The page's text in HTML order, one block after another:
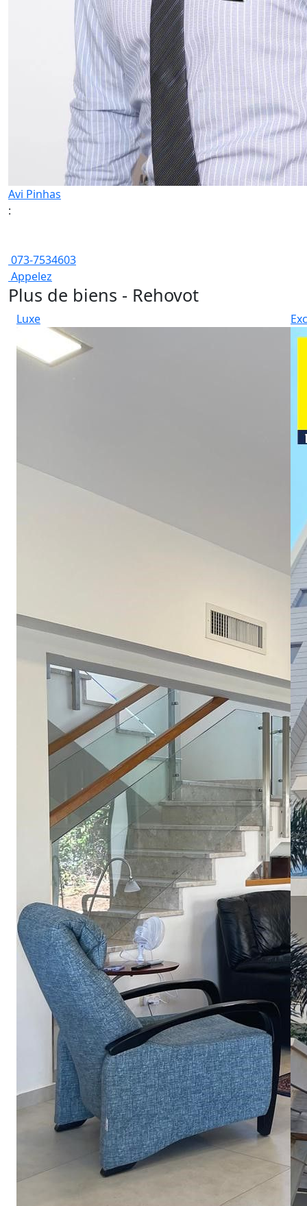
Avi Pinhas
:
073-7534603
Appelez
Plus de biens - Rehovot
Luxe